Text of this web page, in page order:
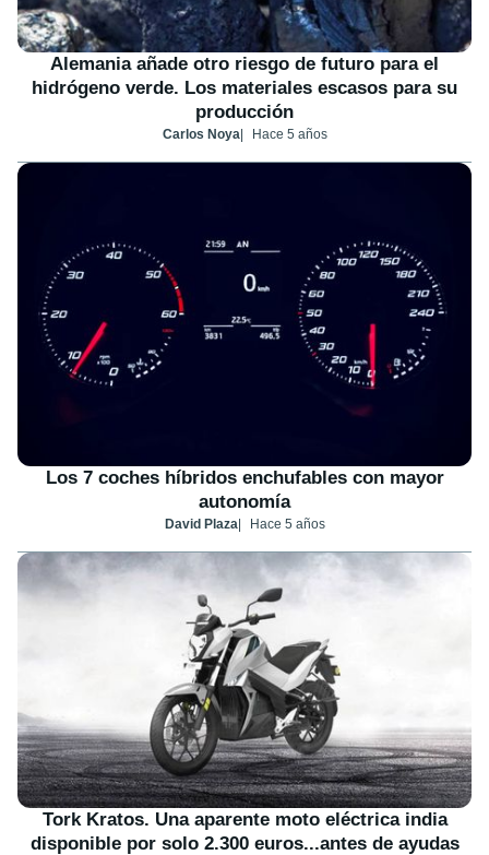
Alemania añade otro riesgo de futuro para el
hidrógeno verde. Los materiales escasos para su
producción
Carlos Noya Hace 5 años
Los 7 coches híbridos enchufables con mayor
autonomía
David Plaza Hace 5 años
Tork Kratos. Una aparente moto eléctrica india
disponible por solo 2.300 euros...antes de ayudas